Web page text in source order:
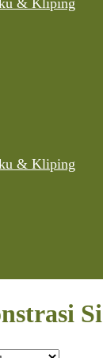
& Kliping
& Kliping